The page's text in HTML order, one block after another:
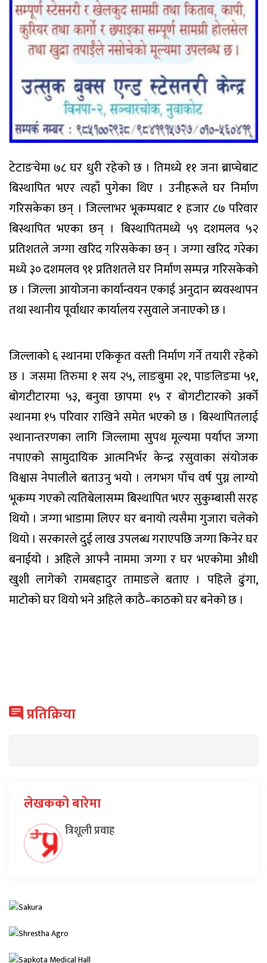
टेटाङचेमा ७८ घर धुरी रहेको छ । तिमध्ये ११ जना ब्राप्चेबाट
बिस्थापित भएर त्यहाँ पुगेका थिए । उनीहरूले घर निर्माण
गरिसकेका छन् । जिल्लाभर भूकम्पबाट १ हजार ८७ परिवार
बिस्थापित भएका छन् । बिस्थापितमध्ये ५९ दशमलव ५२
प्रतिशतले जग्गा खरिद गरिसकेका छन् । जग्गा खरिद गरेका
मध्ये ३० दशमलव ९१ प्रतिशतले घर निर्माण सम्पन्न गरिसकेको
छ । जिल्ला आयोजना कार्यान्वयन एकाई अनुदान ब्यवस्थापन
तथा स्थानीय पूर्वाधार कार्यालय रसुवाले जनाएको छ ।
जिल्लाको ६ स्थानमा एकिकृत वस्ती निर्माण गर्ने तयारी रहेको
छ । जसमा तिरुमा १ सय २५, लाङबुमा २१, पाङलिङमा ५१,
बोगटीटारमा ५३, बनुवा छापमा १५ र बोगटीटारको अर्को
स्थानमा १५ परिवार राखिने समेत भएको छ । बिस्थापितलाई
स्थानान्तरणका लागि जिल्लामा सुपथ मूल्यमा पर्याप्त जग्गा
नपाएको सामुदायिक आत्मनिर्भर केन्द्र रसुवाका संयोजक
विश्वास नेपालीले बताउनु भयो । लगभग पाँच वर्ष पुग्न लाग्यो
भूकम्प गएको त्यतिबेलासम्म बिस्थापित भएर सुकुम्बासी सरह
थियो । जग्गा भाडामा लिएर घर बनायो त्यसैमा गुजारा चलेको
थियो । सरकारले दुई लाख उपलब्ध गराएपछि जग्गा किनेर घर
बनाईयो । अहिले आफ्नै नाममा जग्गा र घर भएकोमा औधी
खुशी लागेको रामबहादुर तामाङले बताए । पहिले ढुंगा,
माटोको घर थियो भने अहिले काठै–काठको घर बनेको छ ।
प्रतिक्रिया
लेखकको बारेमा
त्रिशूली प्रवाह